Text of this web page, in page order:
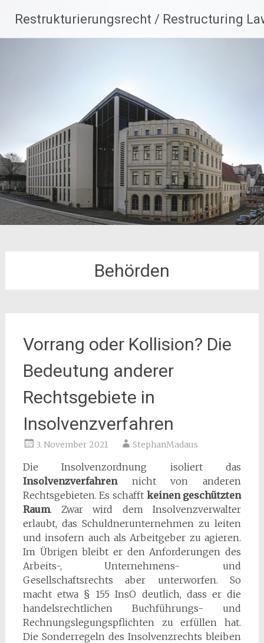
Inhalt
springen
Restrukturierungsrecht / Restructuring
Behörden
Vorrang oder Kollision? Die
Bedeutung anderer
Rechtsgebiete in
Insolvenzverfahren
3. November 2021 StephanMadaus
Die Insolvenzordnung isoliert das
Insolvenzverfahrennicht von anderen
Rechtsgebieten. Es schafft keinen geschützten
Raum. Zwar wird dem Insolvenzverwalter
erlaubt, das Schuldnerunternehmen zu leiten
und insofern auch als Arbeitgeber zu agieren.
Im Übrigen bleibt er den Anforderungen des
Arbeits-, Unternehmens- und
Gesellschaftsrechts aber unterworfen. So
macht etwa § 155 InsO deutlich, dass er die
handelsrechtlichen Buchführungs- und
Rechnungslegungspflichten zu erfüllen hat.
Die Sonderregeln des Insolvenzrechts bleiben